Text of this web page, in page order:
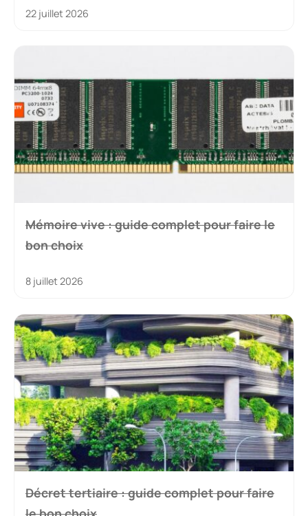
22 juillet 2026
Mémoire vive : guide complet pour faire le
bon choix
8 juillet 2026
Décret tertiaire : guide complet pour faire